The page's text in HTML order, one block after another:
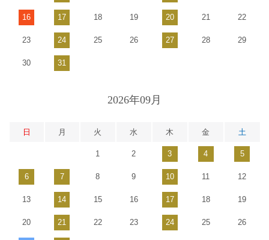
16 17 18 19 20 21 22
23 24 25 26 27 28 29
30 31
2026年09月
日 月 火 水 木 金 土
1 2 3 4 5
6 7 8 9 10 11 12
13 14 15 16 17 18 19
20 21 22 23 24 25 26